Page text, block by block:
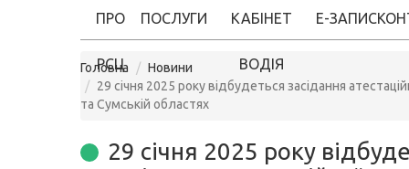
ПРО
РСЦ
ПОСЛУГИ КАБІНЕТ
ВОДІЯ
Е-ЗАПИС
Головна
Новини
29 січня 2025 року відбудеться засідання
та Сумській областях
29 січня 2025 року